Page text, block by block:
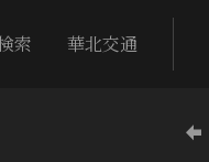
索 華北交通